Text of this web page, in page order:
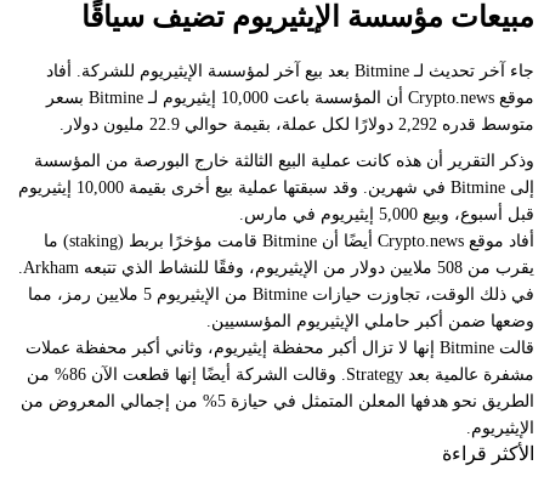
مبيعات مؤسسة الإيثيريوم تضيف سياقًا
جاء آخر تحديث لـ Bitmine بعد بيع آخر لمؤسسة الإيثيريوم للشركة. أفاد
موقع Crypto.news أن المؤسسة باعت 10,000 إيثيريوم لـ Bitmine بسعر
متوسط قدره 2,292 دولارًا لكل عملة، بقيمة حوالي 22.9 مليون دولار.
وذكر التقرير أن هذه كانت عملية البيع الثالثة خارج البورصة من المؤسسة
إلى Bitmine في شهرين. وقد سبقتها عملية بيع أخرى بقيمة 10,000 إيثيريوم
قبل أسبوع، وبيع 5,000 إيثيريوم في مارس.
أفاد موقع Crypto.news أيضًا أن Bitmine قامت مؤخرًا بربط (staking) ما
يقرب من 508 ملايين دولار من الإيثيريوم، وفقًا للنشاط الذي تتبعه Arkham.
في ذلك الوقت، تجاوزت حيازات Bitmine من الإيثيريوم 5 ملايين رمز، مما
وضعها ضمن أكبر حاملي الإيثيريوم المؤسسيين.
قالت Bitmine إنها لا تزال أكبر محفظة إيثيريوم، وثاني أكبر محفظة عملات
مشفرة عالمية بعد Strategy. وقالت الشركة أيضًا إنها قطعت الآن 86% من
الطريق نحو هدفها المعلن المتمثل في حيازة 5% من إجمالي المعروض من
الإيثيريوم.
الأكثر قراءة